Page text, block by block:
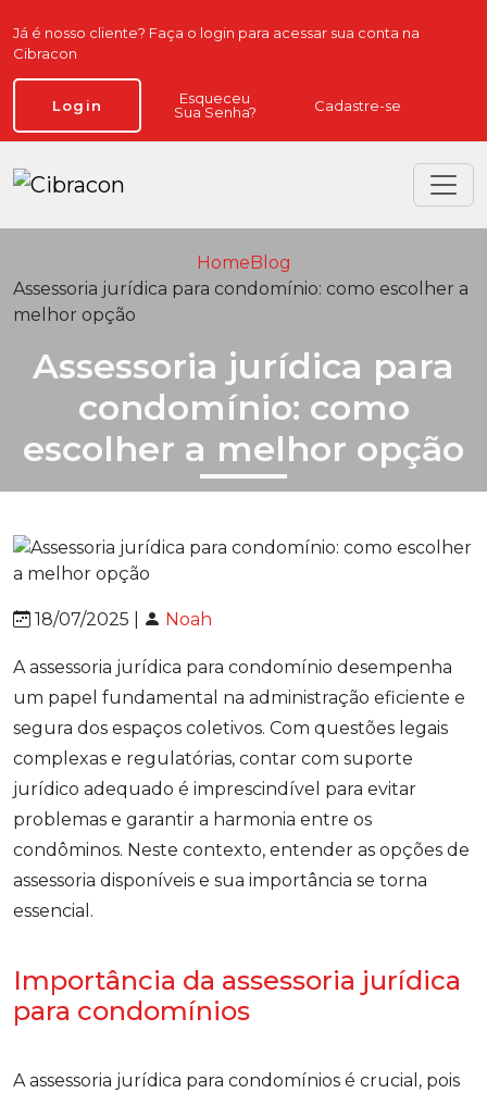
Já é nosso cliente? Faça o login para acessar sua conta na
Cibracon
Login
Esqueceu
Sua Senha?
Cadastre-se
Home Blog
Assessoria jurídica para condomínio: como escolher a
melhor opção
Assessoria jurídica para
condomínio: como
escolher a melhor opção
18/07/2025 | Noah
A assessoria jurídica para condomínio desempenha
um papel fundamental na administração eficiente e
segura dos espaços coletivos. Com questões legais
complexas e regulatórias, contar com suporte
jurídico adequado é imprescindível para evitar
problemas e garantir a harmonia entre os
condôminos. Neste contexto, entender as opções de
assessoria disponíveis e sua importância se torna
essencial.
Importância da assessoria jurídica
para condomínios
A assessoria jurídica para condomínios é crucial, pois